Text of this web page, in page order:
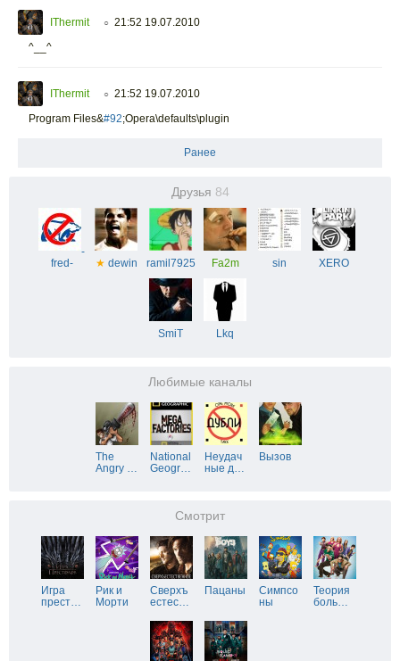
IThermit ○ 21:52 19.07.2010
^__^
IThermit ○ 21:52 19.07.2010
Program Files&#92;Opera\defaults\plugin
Ранее
Друзья 84
-
fred-
★ dewin ramil7925 Fa2m sin XERO
SmiT Lkq
Любимые каналы
The
Angry …
National
Geogr…
Неудач
ные д…
Вызов
Смотрит
Игра
прест…
Рик и
Морти
Сверхъ
естес…
Пацаны
Симпсо
ны
Теория
боль…